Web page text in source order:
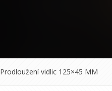
Prodloužení vidlic 125×45 MM